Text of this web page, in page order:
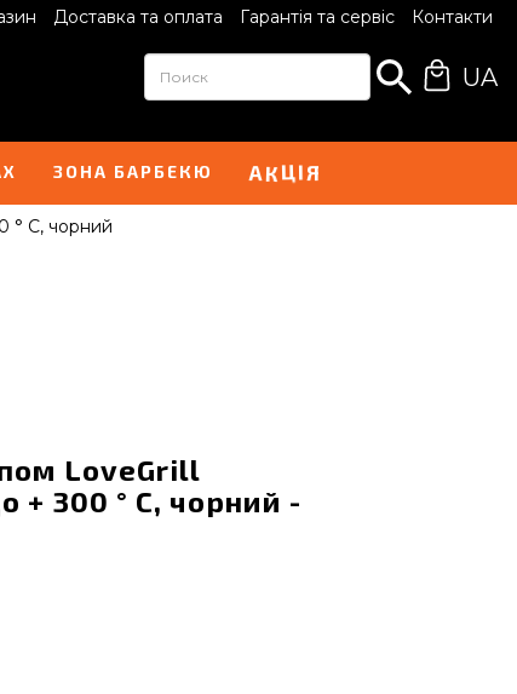
Доставка та оплата Гарантія та сервіс Контакти
UA
ЗОНА БАРБЕКЮ АКЦІЯ
° С, чорний
LoveGrill
+ 300 ° С, чорний -